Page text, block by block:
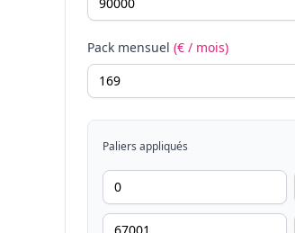
Pack mensuel (€ / mois)
Paliers appliqués